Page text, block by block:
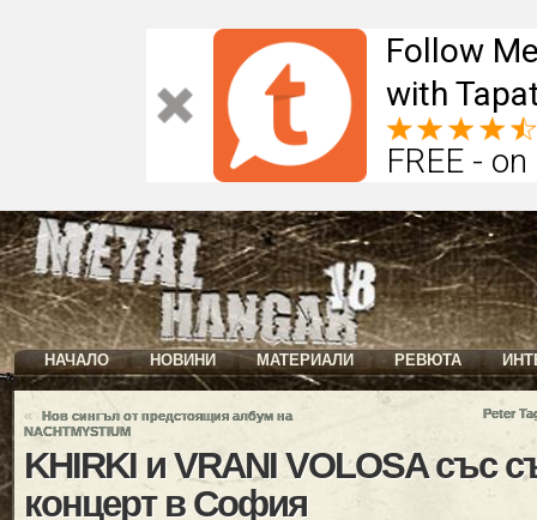
Follow
with
FREE -
НАЧАЛО НОВИНИ МАТЕРИАЛИ РЕВЮТА
«
Нов сингъл от предстоящия албум на
NACHTMYSTIUM
Peter
KHIRKI и VRANI VOLOSA със
концерт в София